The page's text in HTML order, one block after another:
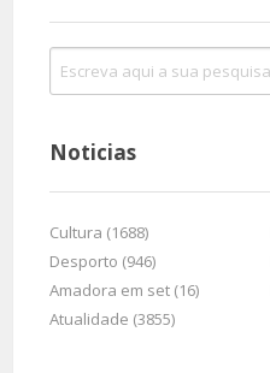
Noticias
Cultura (1688)
Desporto (946)
Amadora em set (16)
Atualidade (3855)